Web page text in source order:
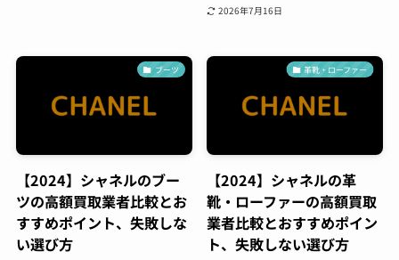
2026年7月16日
ブーツ
【2024】シャネルのブー
ツの高額買取業者比較とお
すすめポイント、失敗しな
い選び方
革靴・ローファー
【2024】シャネルの革
靴・ローファーの高額買取
業者比較とおすすめポイン
ト、失敗しない選び方